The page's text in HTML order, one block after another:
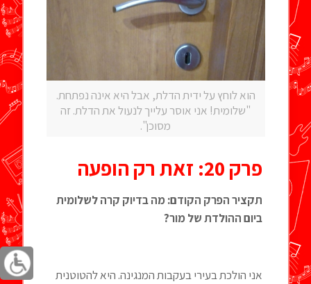
הוא לוחץ על ידית הדלת, אבל היא אינה נפתחת.
"שלומית! אני אוסר עלייך לנעול את הדלת. זה
מסוכן".
פרק 20: זאת רק הופעה
תקציר הפרק הקודם: מה בדיוק קרה לשלומית
ביום ההולדת של מור?
אני הולכת בעירי בעקבות המנגינה. היא להטוטנית